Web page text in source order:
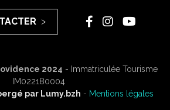
2024 - Immatriculée Tourisme
IM022180004
par Lumy.bzh - Mentions légales